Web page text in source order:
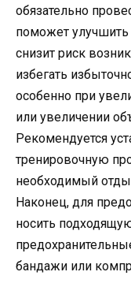
обязательно
поможет
снизит риск
избегать
особенно при
или увеличении
Рекомендуется
тренировочную
необходимый
Наконец, для
носить
бандажи или